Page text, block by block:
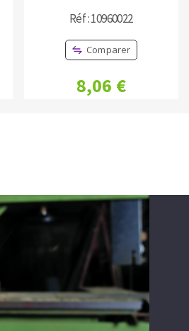
Réf : 10960022
Comparer
8,06 €